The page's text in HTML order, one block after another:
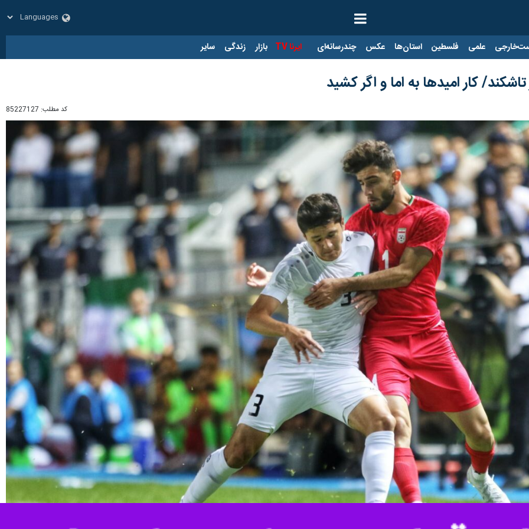
علمی فلسطین استان‌ها عکس چندرسانه‌ای ایرنا TV بازار زندگی سایر
کار امیدها به اما و اگر کشید
کد مطلب: 85227127